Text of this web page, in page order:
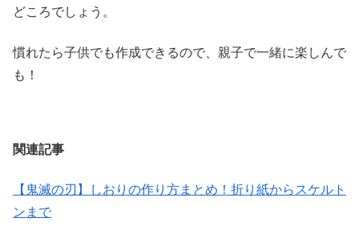
どころでしょう。
慣れたら子供でも作成できるので、親子で一緒に楽しんで
も！
関連記事
【鬼滅の刃】しおりの作り方まとめ！折り紙からスケルト
ンまで